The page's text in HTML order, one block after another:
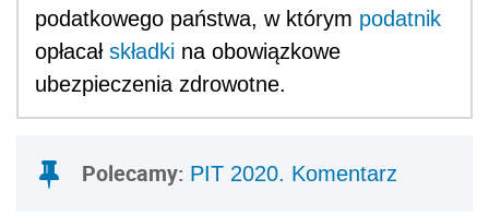
podatkowego państwa, w którym podatnik
opłacał składki na obowiązkowe
ubezpieczenia zdrowotne.
Polecamy: PIT 2020. Komentarz